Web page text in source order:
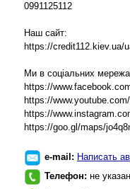
0991125112
Наш сайт:
https://credit112.kiev.ua/
Ми в соціальних
https://
https://
https://
https://goo.gl/maps/
e-mail: Написать
Телефон: не указан